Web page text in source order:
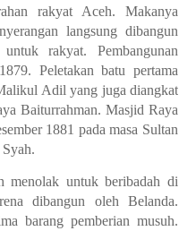
rakyat Aceh. Makanya
langsung dibangun
rakyat. Pembangunan
Peletakan batu pertama
Adil yang juga diangkat
Baiturrahman. Masjid Raya
1881 pada masa Sultan
menolak untuk beribadah di
dibangun oleh Belanda.
barang pemberian musuh.